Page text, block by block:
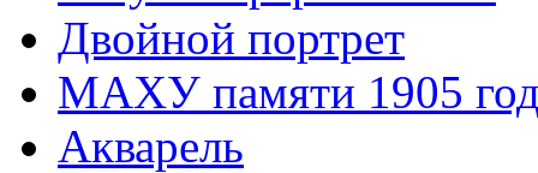
Двойной портрет
МАХУ памяти 1905
Акварель